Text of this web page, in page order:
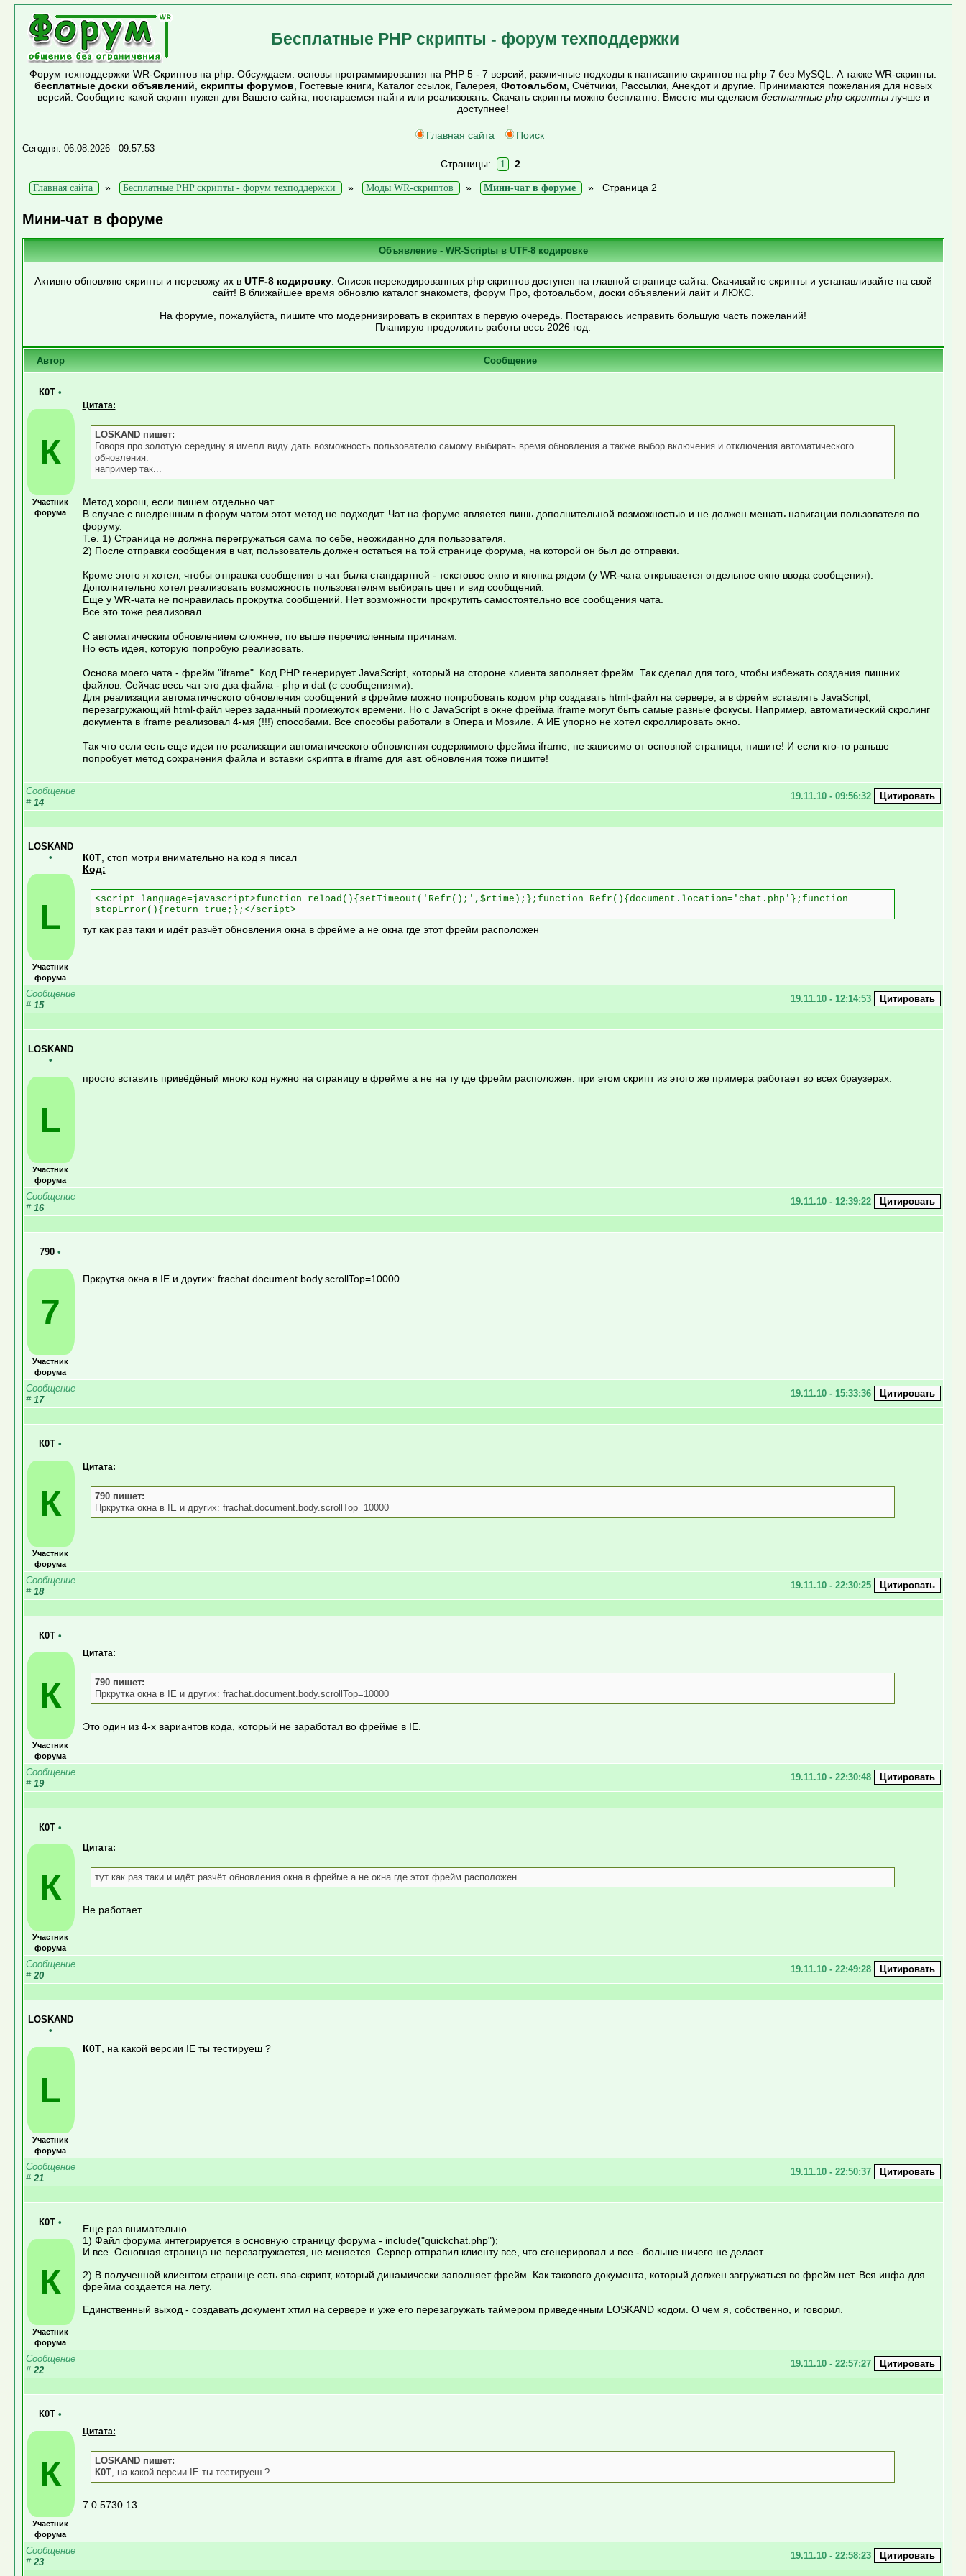
Бесплатные PHP скрипты - форум техподдержки
Форум техподдержки WR-Скриптов на php. Обсуждаем: основы программирования на PHP 5 - 7 версий, различные подходы к написанию скриптов на php 7 без MySQL. А также WR-скрипты:
бесплатные доски объявлений скрипты форумов , Гостевые книги, Каталог ссылок, Галерея, Фотоальбом, Счётчики, Рассылки, Анекдот и другие. Принимаются пожелания для новых
версий. Сообщите какой скрипт нужен для Вашего сайта, постараемся найти или реализовать. Скачать скрипты можно бесплатно. Вместе мы сделаем бесплатные php скриптылучше и
доступнее!
Главная сайта Поиск
Сегодня: 06.08.2026 - 09:57:53
Страницы: 1 2
Главная сайта » Бесплатные PHP скрипты - форум техподдержки » Моды WR-скриптов » Мини-чат в форуме » Страница 2
Мини-чат в форуме
Объявление - WR-Scriptы в UTF-8 кодировке
Активно обновляю скрипты и перевожу их в UTF-8 кодировку. Список перекодированных php скриптов доступен на главной странице сайта. Скачивайте скрипты и устанавливайте на свой
сайт! В ближайшее время обновлю каталог знакомств, форум Про, фотоальбом, доски объявлений лайт и ЛЮКС.
На форуме, пожалуйста, пишите что модернизировать в скриптах в первую очередь. Постараюсь исправить большую часть пожеланий!
Планирую продолжить работы весь 2026 год.
Автор Сообщение
К0Т •
К
Участник
форума
Цитата:
LOSKAND пишет:
Говоря про золотую середину я имелл виду дать возможность пользователю самому выбирать время обновления а также выбор включения и отключения автоматического
обновления.
например так...
Метод хорош, если пишем отдельно чат.
В случае с внедренным в форум чатом этот метод не подходит. Чат на форуме является лишь дополнительной возможностью и не должен мешать навигации пользователя по
форуму.
Т.е. 1) Страница не должна перегружаться сама по себе, неожиданно для пользователя.
2) После отправки сообщения в чат, пользователь должен остаться на той странице форума, на которой он был до отправки.
Кроме этого я хотел, чтобы отправка сообщения в чат была стандартной - текстовое окно и кнопка рядом (у WR-чата открывается отдельное окно ввода сообщения).
Дополнительно хотел реализовать возможность пользователям выбирать цвет и вид сообщений.
Еще у WR-чата не понравилась прокрутка сообщений. Нет возможности прокрутить самостоятельно все сообщения чата.
Все это тоже реализовал.
С автоматическим обновлением сложнее, по выше перечисленным причинам.
Но есть идея, которую попробую реализовать.
Основа моего чата - фрейм "iframe". Код PHP генерирует JavaScript, который на стороне клиента заполняет фрейм. Так сделал для того, чтобы избежать создания лишних
файлов. Сейчас весь чат это два файла - php и dat (с сообщениями).
Для реализации автоматического обновления сообщений в фрейме можно попробовать кодом php создавать html-файл на сервере, а в фрейм вставлять JavaScript,
перезагружающий html-файл через заданный промежуток времени. Но с JavaScript в окне фрейма iframe могут быть самые разные фокусы. Например, автоматический скролинг
документа в iframe реализовал 4-мя (!!!) способами. Все способы работали в Опера и Мозиле. А ИЕ упорно не хотел скроллировать окно.
Так что если есть еще идеи по реализации автоматического обновления содержимого фрейма iframe, не зависимо от основной страницы, пишите! И если кто-то раньше
попробует метод сохранения файла и вставки скрипта в iframe для авт. обновления тоже пишите!
Сообщение
# 14
19.11.10 - 09:56:32
LOSKAND
•
L
Участник
форума
К0Т, стоп мотри внимательно на код я писал
Код:
<script language=javascript>function reload(){setTimeout('Refr();',$rtime);};function Refr(){document.location='chat.php'};function
stopError(){return true;};</script>
тут как раз таки и идёт разчёт обновления окна в фрейме а не окна где этот фрейм расположен
Сообщение
# 15
19.11.10 - 12:14:53
LOSKAND
•
L
Участник
форума
просто вставить привёдёный мною код нужно на страницу в фрейме а не на ту где фрейм расположен. при этом скрипт из этого же примера работает во всех браузерах.
Сообщение
# 16
19.11.10 - 12:39:22
790 •
7
Участник
форума
Пркрутка окна в IE и других: frachat.document.body.scrollTop=10000
Сообщение
# 17
19.11.10 - 15:33:36
К0Т •
К
Участник
форума
Цитата:
790 пишет:
Пркрутка окна в IE и других: frachat.document.body.scrollTop=10000
Сообщение
# 18
19.11.10 - 22:30:25
К0Т •
К
Участник
форума
Цитата:
790 пишет:
Пркрутка окна в IE и других: frachat.document.body.scrollTop=10000
Это один из 4-х вариантов кода, который не заработал во фрейме в IE.
Сообщение
# 19
19.11.10 - 22:30:48
К0Т •
К
Участник
форума
Цитата:
тут как раз таки и идёт разчёт обновления окна в фрейме а не окна где этот фрейм расположен
Не работает
Сообщение
# 20
19.11.10 - 22:49:28
LOSKAND
•
L
Участник
форума
К0Т, на какой версии IE ты тестируеш ?
Сообщение
# 21
19.11.10 - 22:50:37
К0Т •
К
Участник
форума
Еще раз внимательно.
1) Файл форума интегрируется в основную страницу форума - include("quickchat.php");
И все. Основная страница не перезагружается, не меняется. Сервер отправил клиенту все, что сгенерировал и все - больше ничего не делает.
2) В полученной клиентом странице есть ява-скрипт, который динамически заполняет фрейм. Как такового документа, который должен загружаться во фрейм нет. Вся инфа для
фрейма создается на лету.
Единственный выход - создавать документ хтмл на сервере и уже его перезагружать таймером приведенным LOSKAND кодом. О чем я, собственно, и говорил.
Сообщение
# 22
19.11.10 - 22:57:27
К0Т •
К
Участник
форума
Цитата:
LOSKAND пишет:
К0Т, на какой версии IE ты тестируеш ?
7.0.5730.13
Сообщение
# 23
19.11.10 - 22:58:23